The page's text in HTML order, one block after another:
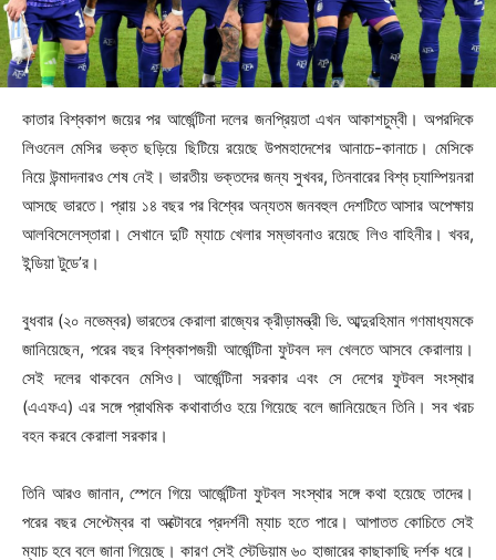
কাতার বিশ্বকাপ জয়ের পর আর্জেন্টিনা দলের জনপ্রিয়তা এখন আকাশচুম্বী। অপরদিকে
লিওনেল মেসির ভক্ত ছড়িয়ে ছিটিয়ে রয়েছে উপমহাদেশের আনাচে-কানাচে। মেসিকে
নিয়ে উন্মাদনারও শেষ নেই। ভারতীয় ভক্তদের জন্য সুখবর, তিনবারের বিশ্ব চ্যাম্পিয়নরা
আসছে ভারতে। প্রায় ১৪ বছর পর বিশ্বের অন্যতম জনবহুল দেশটিতে আসার অপেক্ষায়
আলবিসেলেস্তারা। সেখানে দুটি ম্যাচে খেলার সম্ভাবনাও রয়েছে লিও বাহিনীর। খবর,
ইন্ডিয়া টুডে’র।
বুধবার (২০ নভেম্বর) ভারতের কেরালা রাজ্যের ক্রীড়ামন্ত্রী ভি. আব্দুরহিমান গণমাধ্যমকে
জানিয়েছেন, পরের বছর বিশ্বকাপজয়ী আর্জেন্টিনা ফুটবল দল খেলতে আসবে কেরালায়।
সেই দলের থাকবেন মেসিও। আর্জেন্টিনা সরকার এবং সে দেশের ফুটবল সংস্থার
(এএফএ) এর সঙ্গে প্রাথমিক কথাবার্তাও হয়ে গিয়েছে বলে জানিয়েছেন তিনি। সব খরচ
বহন করবে কেরালা সরকার।
তিনি আরও জানান, স্পেনে গিয়ে আর্জেন্টিনা ফুটবল সংস্থার সঙ্গে কথা হয়েছে তাদের।
পরের বছর সেপ্টেম্বর বা অক্টোবরে প্রদর্শনী ম্যাচ হতে পারে। আপাতত কোচিতে সেই
ম্যাচ হবে বলে জানা গিয়েছে। কারণ সেই স্টেডিয়াম ৬০ হাজারের কাছাকাছি দর্শক ধরে।